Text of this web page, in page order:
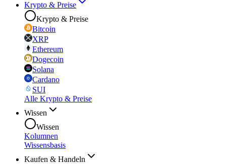
Krypto & Preise
Krypto & Preise
Bitcoin
XRP
Ethereum
Dogecoin
Solana
Cardano
SUI
Alle Krypto & Preise
Wissen
Wissen
Kolumnen
Wissensbasis
Kaufen & Handeln